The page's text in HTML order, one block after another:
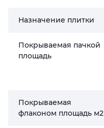
Назначение плитки
Покрываемая пачкой
площадь
Покрываемая
флаконом площадь м2